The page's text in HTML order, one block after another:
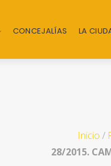
CONCEJALÍAS LA
Inicio /
28/2015.